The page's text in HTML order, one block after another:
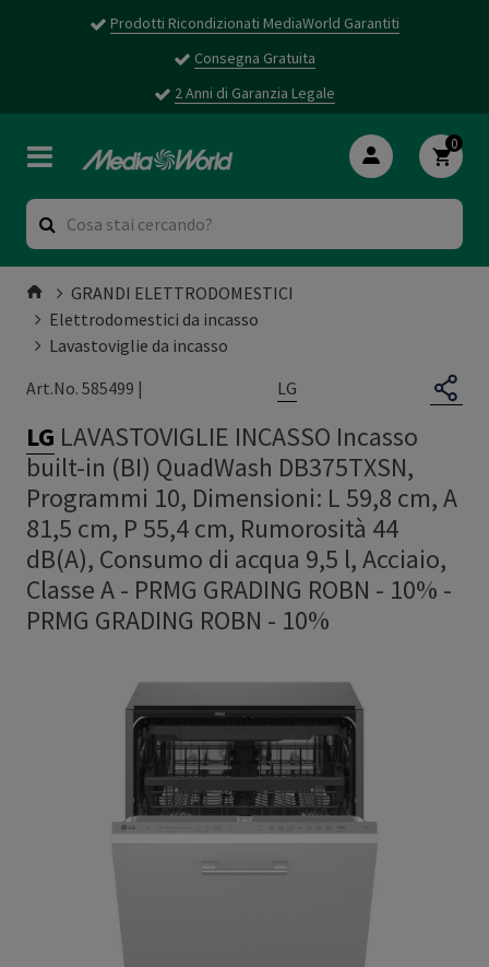
Prodotti Ricondizionati MediaWorld Garantiti
Consegna Gratuita
2 Anni di Garanzia Legale
0
GRANDI ELETTRODOMESTICI
Elettrodomestici da incasso
Lavastoviglie da incasso
Art.No. 585499 |
LG
LG LAVASTOVIGLIE INCASSO Incasso
built-in (BI) QuadWash DB375TXSN,
Programmi 10, Dimensioni: L 59,8 cm, A
81,5 cm, P 55,4 cm, Rumorosità 44
dB(A), Consumo di acqua 9,5 l, Acciaio,
Classe A - PRMG GRADING ROBN - 10% -
PRMG GRADING ROBN - 10%